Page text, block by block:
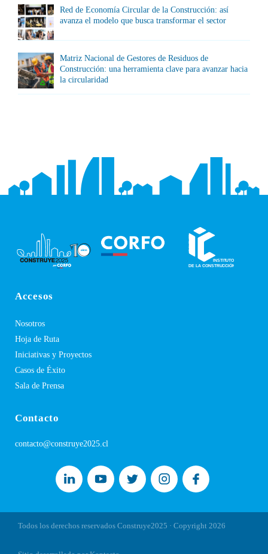
Red de Economía Circular de la Construcción: así
avanza el modelo que busca transformar el sector
Matriz Nacional de Gestores de Residuos de
Construcción: una herramienta clave para avanzar hacia
la circularidad
Accesos
Nosotros
Hoja de Ruta
Iniciativas y Proyectos
Casos de Éxito
Sala de Prensa
Contacto
contacto@construye2025.cl
Todos los derechos reservados Construye2025 · Copyright 2026